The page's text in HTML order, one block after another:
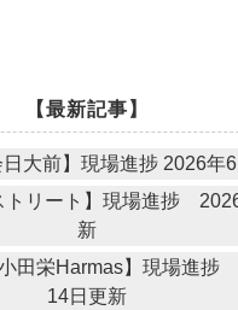
【最新記事】
日大前】現場進捗 2026年
トリート】現場進捗
新
小田栄Harmas】現場進捗
14日更新